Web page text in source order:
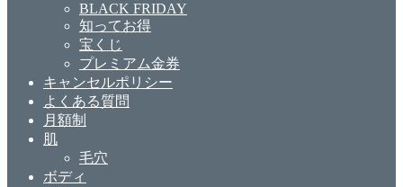
BLACK FRIDAY
知ってお得
宝くじ
プレミアム金券
キャンセルポリシー
よくある質問
月額制
肌
毛穴
ボディ